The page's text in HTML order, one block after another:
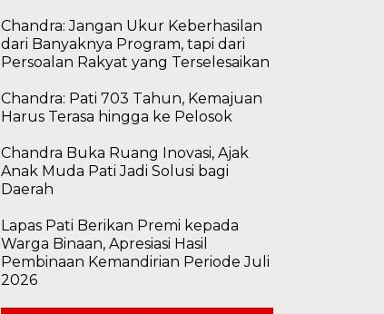
Chandra: Jangan Ukur Keberhasilan
dari Banyaknya Program, tapi dari
Persoalan Rakyat yang Terselesaikan
Chandra: Pati 703 Tahun, Kemajuan
Harus Terasa hingga ke Pelosok
Chandra Buka Ruang Inovasi, Ajak
Anak Muda Pati Jadi Solusi bagi
Daerah
Lapas Pati Berikan Premi kepada
Warga Binaan, Apresiasi Hasil
Pembinaan Kemandirian Periode Juli
2026